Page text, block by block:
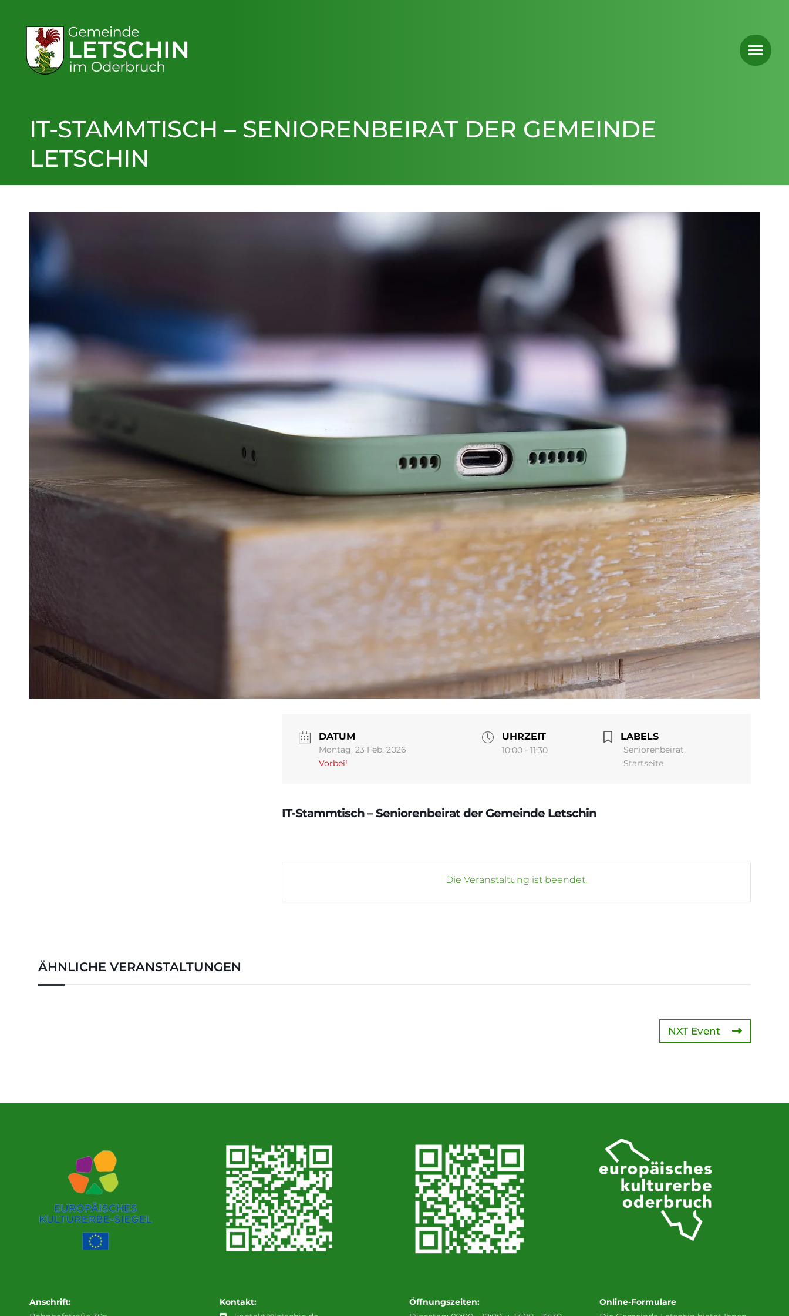
IT-STAMMTISCH – SENIORENBEIRAT DER GEMEINDE
LETSCHIN
DATUM
Montag, 23 Feb. 2026
Vorbei!
UHRZEIT
10:00 - 11:30
LABELS
Seniorenbeirat,
Startseite
IT-Stammtisch – Seniorenbeirat der Gemeinde Letschin
Die Veranstaltung ist beendet.
ÄHNLICHE VERANSTALTUNGEN
NXT Event
Anschrift:
Kontakt:
Öffnungszeiten:
Online-Formulare